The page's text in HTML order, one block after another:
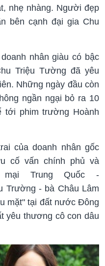
nhẹ nhàng. Người đẹp
bên cạnh đại gia Chu
nhân giàu có bậc
Triệu Tường đã yêu
Những ngày đầu còn
ngần ngại bỏ ra 10
tới phim trường Hoành
của doanh nhân gốc
cố vấn chính phủ và
mại Trung Quốc -
Trường - bà Châu Lâm
mặt" tại đất nước Đông
yêu thương cô con dâu